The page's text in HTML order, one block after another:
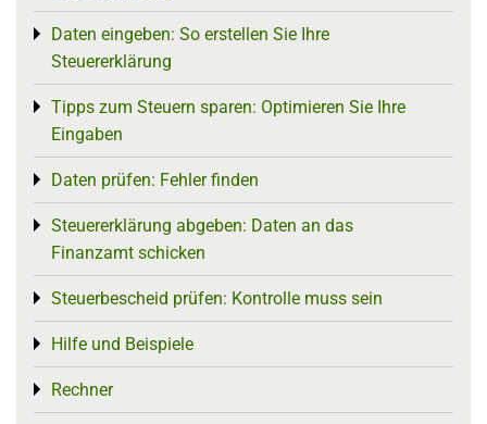
Daten eingeben: So erstellen Sie Ihre
Steuererklärung
Toggle menu
Tipps zum Steuern sparen: Optimieren Sie Ihre
Eingaben
Toggle menu
Daten prüfen: Fehler finden
Toggle menu
Steuererklärung abgeben: Daten an das
Finanzamt schicken
Toggle menu
Steuerbescheid prüfen: Kontrolle muss sein
Toggle menu
Hilfe und Beispiele
Toggle menu
Rechner
Toggle menu